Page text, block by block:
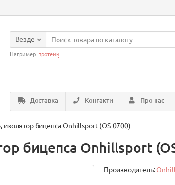
Везде
Например: протеин
Доставка Контакти Про нас
изолятор бицепса Onhillsport (OS-0700)
бицепса Onhillsport
Производитель: